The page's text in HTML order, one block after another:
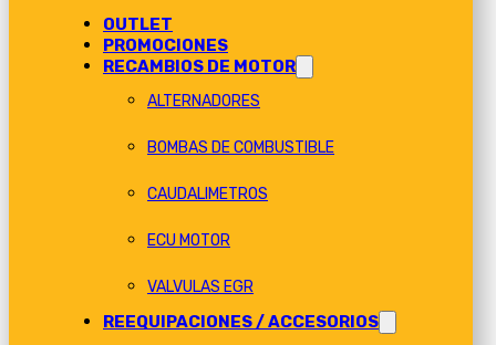
OUTLET
PROMOCIONES
RECAMBIOS DE MOTOR
ALTERNADORES
BOMBAS DE COMBUSTIBLE
CAUDALIMETROS
ECU MOTOR
VALVULAS EGR
REEQUIPACIONES / ACCESORIOS